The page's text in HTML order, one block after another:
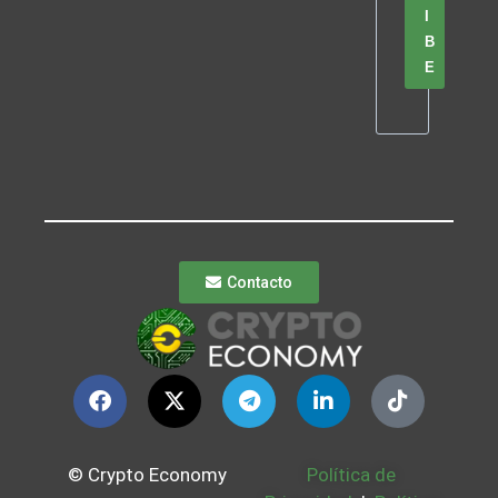
B
E
Contacto
© Crypto Economy
Política de